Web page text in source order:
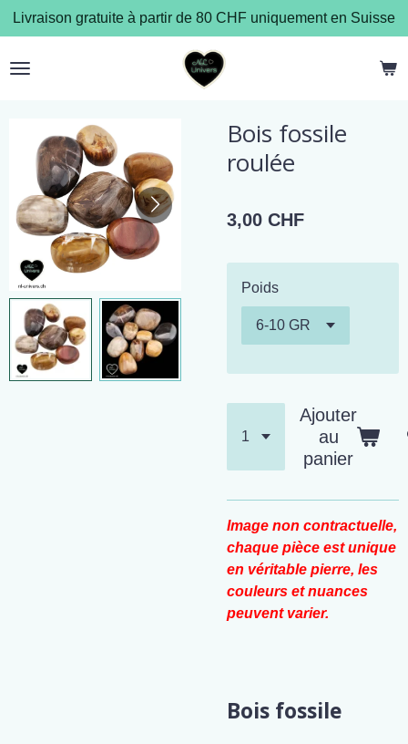
Passer
au
contenu
Livraison gratuite à partir de 80 CHF uniquement en Suisse
Bois fossile
roulée
3,00 CHF
Poids
Ajouter
au
panier
Image non contractuelle,
chaque pièce est unique
en véritable pierre, les
couleurs et nuances
peuvent varier.
Bois fossile